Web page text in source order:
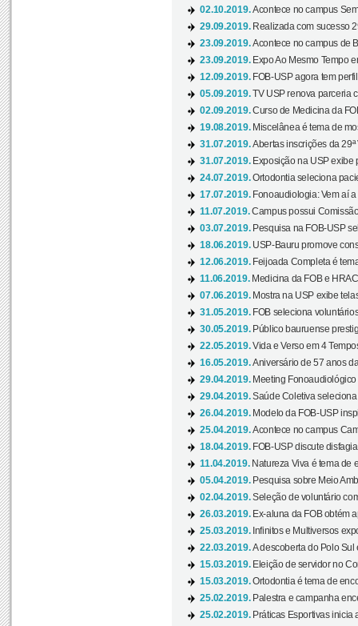
02.10.2019.Acontece no campus
29.09.2019. Realizada com sucesso
23.09.2019.Acontece no campus de
23.09.2019. Expo Ao Mesmo Tempo
12.09.2019. FOB-USP agora tem
05.09.2019.TV USP renova parceria
02.09.2019.Curso de Medicina da
19.08.2019. Miscelânea é tema de
31.07.2019.Abertas inscrições da 29ª
31.07.2019. Exposição na USP exibe
24.07.2019.Ortodontia seleciona
17.07.2019. Fonoaudiologia: Vem aí
11.07.2019.Campus possui
03.07.2019. Pesquisa na FOB-USP
18.06.2019. USP-Bauru promove
12.06.2019. Feijoada Completa é
11.06.2019. Medicina da FOB e
07.06.2019. Mostra na USP exibe
31.05.2019. FOB seleciona
30.05.2019. Público bauruense
22.05.2019.Vida e Verso em 4
16.05.2019.Aniversário de 57 anos
29.04.2019. Meeting
29.04.2019.Saúde Coletiva
26.04.2019. Modelo da FOB-USP
25.04.2019.Acontece no campus
18.04.2019. FOB-USP discute
11.04.2019. Natureza Viva é tema de
05.04.2019. Pesquisa sobre Meio
02.04.2019.Seleção de voluntário
26.03.2019. Ex-aluna da FOB obtém
25.03.2019. Infinitos e Multiversos
22.03.2019.A descoberta do Polo Sul
15.03.2019. Eleição de servidor no
15.03.2019.Ortodontia é tema de
25.02.2019. Palestra e campanha
25.02.2019. Práticas Esportivas inicia